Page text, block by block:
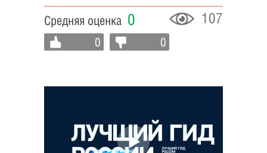
Средняя оценка 0 107
0 0